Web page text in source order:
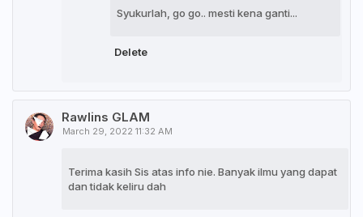
Syukurlah, go go.. mesti kena ganti...
Delete
Rawlins GLAM
March 29, 2022 11:32 AM
Terima kasih Sis atas info nie. Banyak ilmu yang dapat
dan tidak keliru dah